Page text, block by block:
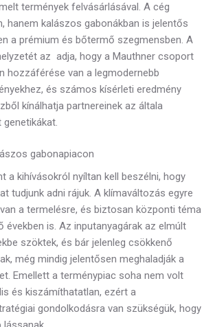
termények felvásárlásával. A cég
hanem kalászos gabonákban is jelentős
a prémium és bőtermő szegmensben. A
az adja, hogy a Mauthner csoport
hozzáférése van a legmodernebb
és számos kísérleti eredmény
kínálhatja partnereinek az általa
genetikákat.
gabonapiacon
a kihívásokról nyíltan kell beszélni, hogy
tudjunk adni rájuk. A klímaváltozás egyre
a termelésre, és biztosan központi téma
években is. Az inputanyagárak az elmúlt
szöktek, és bár jelenleg csökkenő
még mindig jelentősen meghaladják a
Emellett a terménypiac soha nem volt
és kiszámíthatatlan, ezért a
gondolkodásra van szükségük, hogy